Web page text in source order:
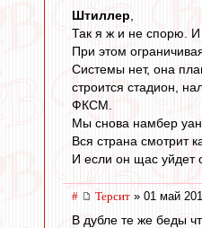
Штиллер,
Так я ж и не спорю. И
При этом
Системы нет, она
строится стадион,
ФКСМ.
Мы снова намбер
Вся страна смотрит
И если он щас уйдет
# Терсит » 01 май
В дубле те же беды